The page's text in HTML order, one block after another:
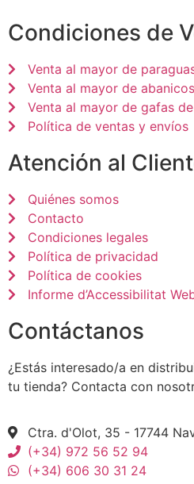
Condiciones de
Venta al mayor de
Venta al mayor de abanicos
Venta al mayor de gafas
Política de ventas y envíos
Atención al
Quiénes somos
Contacto
Condiciones legales
Política de privacidad
Política de cookies
Informe d’Accessibilitat
Contáctanos
¿Estás interesado/a en
tu tienda? Contacta con
Ctra. d'Olot, 35 - 17744
(+34) 972 56 52 94
(+34) 606 30 31 24